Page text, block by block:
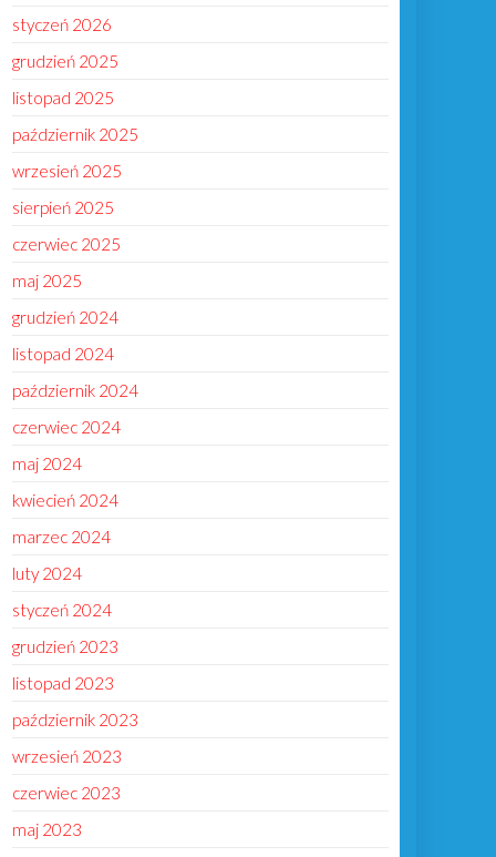
styczeń 2026
grudzień 2025
listopad 2025
październik 2025
wrzesień 2025
sierpień 2025
czerwiec 2025
maj 2025
grudzień 2024
listopad 2024
październik 2024
czerwiec 2024
maj 2024
kwiecień 2024
marzec 2024
luty 2024
styczeń 2024
grudzień 2023
listopad 2023
październik 2023
wrzesień 2023
czerwiec 2023
maj 2023